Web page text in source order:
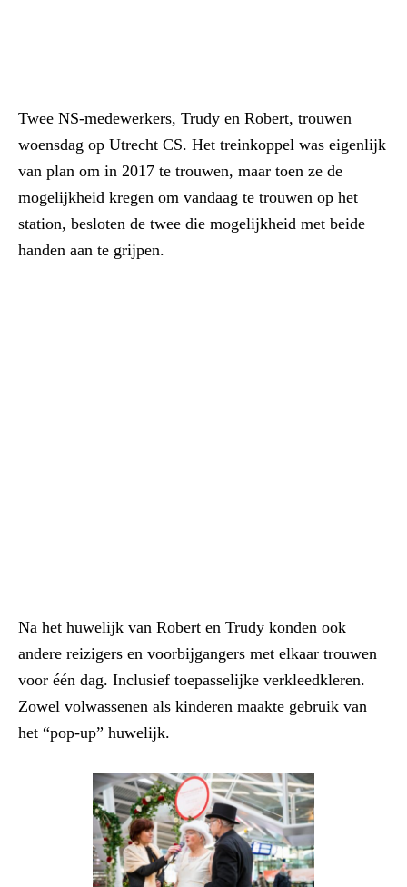
Twee NS-medewerkers, Trudy en Robert, trouwen
woensdag op Utrecht CS. Het treinkoppel was eigenlijk
van plan om in 2017 te trouwen, maar toen ze de
mogelijkheid kregen om vandaag te trouwen op het
station, besloten de twee die mogelijkheid met beide
handen aan te grijpen.
Na het huwelijk van Robert en Trudy konden ook
andere reizigers en voorbijgangers met elkaar trouwen
voor één dag. Inclusief toepasselijke verkleedkleren.
Zowel volwassenen als kinderen maakte gebruik van
het “pop-up” huwelijk.